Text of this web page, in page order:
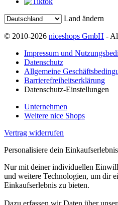
Land ändern
© 2010-2026 niceshops GmbH -
Impressum und
Datenschutz
Allgemeine
Barrierefreiheitserklärung
Datenschutz-Einstellungen
Unternehmen
Weitere nice Shops
Vertrag widerrufen
Personalisiere dein Einkaufserlebnis
Nur mit deiner individuellen
und weitere Technologien, um dir
Einkaufserlebnis zu bieten.
Dazu erfassen wir Daten über